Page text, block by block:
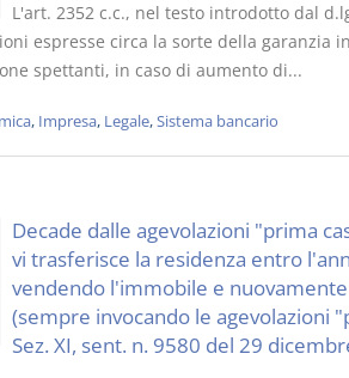
L'art. 2352 c.c., nel testo introdotto dal
espresse circa la sorte della garanzia
spettanti, in caso di aumento di...
, Impresa, Legale,Sistema bancario
Decade dalle agevolazioni "prima
vi trasferisce la residenza entro
vendendo l'immobile e
(sempre invocando le agevolazioni
Sez. XI, sent. n. 9580 del 29
(iva incl.)